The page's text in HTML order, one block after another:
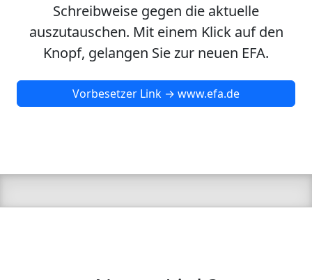
Schreibweise gegen die aktuelle
auszutauschen. Mit einem Klick auf den
Knopf, gelangen Sie zur neuen EFA.
Vorbesetzer Link → www.efa.de